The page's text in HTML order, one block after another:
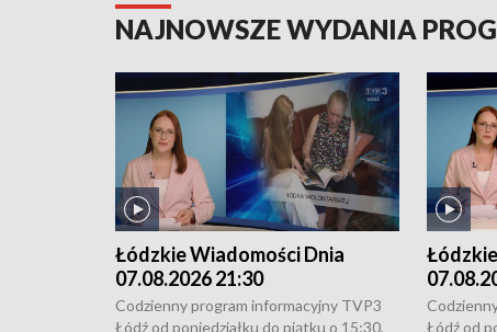
NAJNOWSZE WYDANIA
Łódzkie Wiadomości Dnia
07.08.2026 21:30
Codzienny program informacyjny TVP3
Łódź od poniedziałku do piątku o 15:30,
Łódź od